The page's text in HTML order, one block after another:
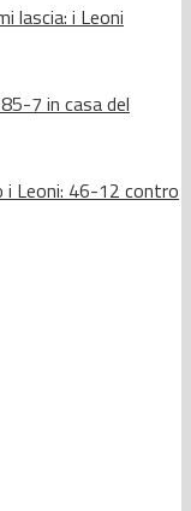
lascia: i Leoni
7 in casa del
i Leoni: 46-12 contro